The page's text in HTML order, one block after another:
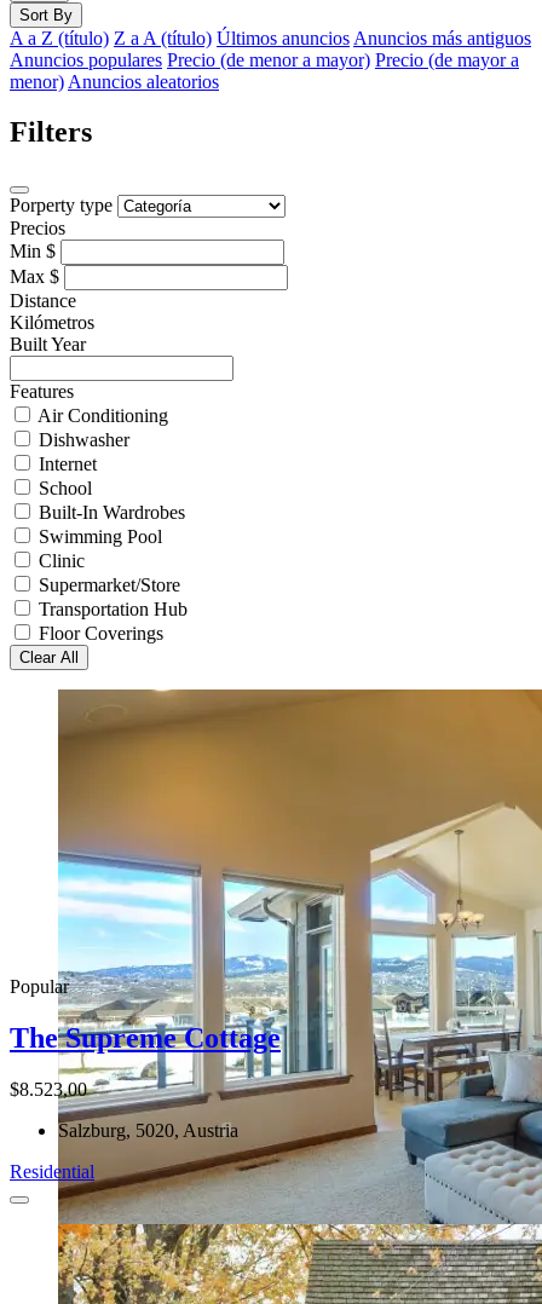
Sort By
A a Z (título) Z a A (título) Últimos anuncios Anuncios más antiguos
Anuncios populares Precio (de menor a mayor) Precio (de mayor a
menor) Anuncios aleatorios
Filters
Porperty type
Precios
Min $
Max $
Distance
Kilómetros
Built Year
Features
Air Conditioning
Dishwasher
Internet
School
Built-In Wardrobes
Swimming Pool
Clinic
Supermarket/Store
Transportation Hub
Floor Coverings
Clear All
Popular
The Supreme Cottage
$8.523,00
Salzburg, 5020, Austria
Residential